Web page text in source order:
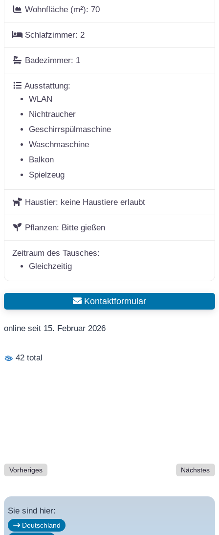
Wohnfläche (m²):70
Schlafzimmer:2
Badezimmer: 1
Ausstattung:
WLAN
Nichtraucher
Geschirrspülmaschine
Waschmaschine
Balkon
Spielzeug
Haustier: keine Haustiere erlaubt
Pflanzen: Bitte gießen
Zeitraum des Tausches:
Gleichzeitig
Kontaktformular
online seit 15. Februar 2026
42 total
Vorheriges Nächstes
Sie sind hier:
Deutschland